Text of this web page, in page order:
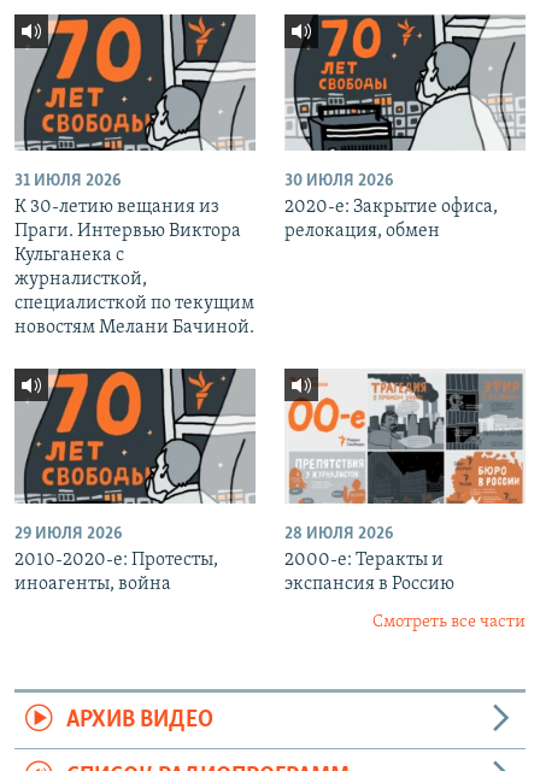
31 ИЮЛЯ 2026
К 30-летию вещания из
Праги. Интервью Виктора
Кульганека с
журналисткой,
специалисткой по текущим
новостям Мелани Бачиной.
30 ИЮЛЯ 2026
2020-е: Закрытие офиса,
релокация, обмен
29 ИЮЛЯ 2026
2010-2020-е: Протесты,
иноагенты, война
28 ИЮЛЯ 2026
2000-е: Теракты и
экспансия в Россию
Смотреть все части
АРХИВ ВИДЕО